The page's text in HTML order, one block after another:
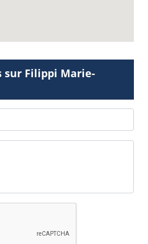
sur Filippi Marie-